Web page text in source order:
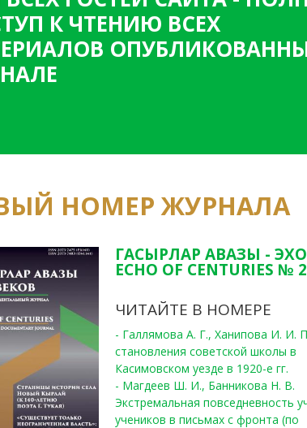
К ЧТЕНИЮ ВСЕХ
НОМЕР ЖУРНАЛА
ГАСЫРЛАР АВАЗЫ -
ECHO OF CENTURIES №
ЧИТАЙТЕ В НОМЕРЕ
- Галлямова А. Г., Ханипова И. И.
становления советской школы в
Касимовском уезде в 1920-е гг.
- Магдеев Ш. И., Банникова Н. В.
Экстремальная повседневность
учеников в письмах с фронта (по